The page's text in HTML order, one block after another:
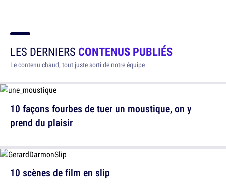
LES DERNIERS CONTENUS PUBLIÉS
Le contenu chaud, tout juste sorti de notre équipe
10 façons fourbes de tuer un moustique, on y
prend du plaisir
10 scènes de film en slip